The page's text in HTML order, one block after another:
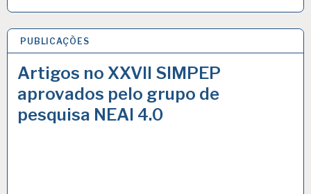
PUBLICAÇÕES
Artigos no XXVII SIMPEP
aprovados pelo grupo de
pesquisa NEAI 4.0
5 AGO 2020